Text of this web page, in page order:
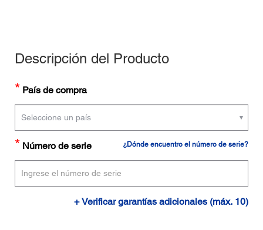
Descripción del Producto
* País de compra
* Número de serie ¿Dónde encuentro el número de serie?
*
+ Verificar garantías adicionales (máx. 10)